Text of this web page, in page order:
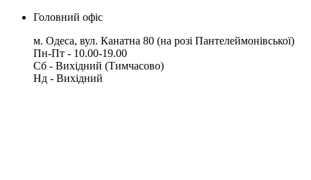
Головний офіс
м. Одеса, вул. Канатна 80 (на розі Пантелеймонівської)
Пн-Пт - 10.00-19.00
Сб - Вихідний (Тимчасово)
Нд - Вихідний